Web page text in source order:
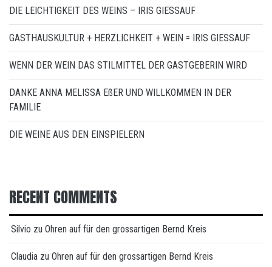
DIE LEICHTIGKEIT DES WEINS – IRIS GIESSAUF
GASTHAUSKULTUR + HERZLICHKEIT + WEIN = IRIS GIESSAUF
WENN DER WEIN DAS STILMITTEL DER GASTGEBERIN WIRD
DANKE ANNA MELISSA EßER UND WILLKOMMEN IN DER
FAMILIE
DIE WEINE AUS DEN EINSPIELERN
RECENT COMMENTS
Silvio zu Ohren auf für den grossartigen Bernd Kreis
Claudia zu Ohren auf für den grossartigen Bernd Kreis